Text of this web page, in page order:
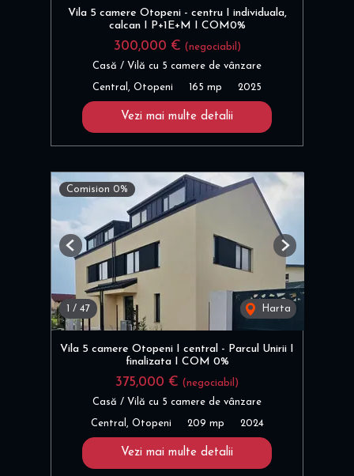
Vila 5 camere Otopeni - centru I individuala,
calcan I P+1E+M I COM0%
300,000 € (negociabil)
Casă / Vilă cu 5 camere de vânzare
Central, Otopeni 165 mp 2025
Vezi mai multe detalii
Comision 0%
1 / 47 Harta
Previous Next
Vila 5 camere Otopeni I central - Parcul Unirii I
finalizata I COM 0%
375,000 € (negociabil)
Casă / Vilă cu 5 camere de vânzare
Central, Otopeni 209 mp 2024
Vezi mai multe detalii